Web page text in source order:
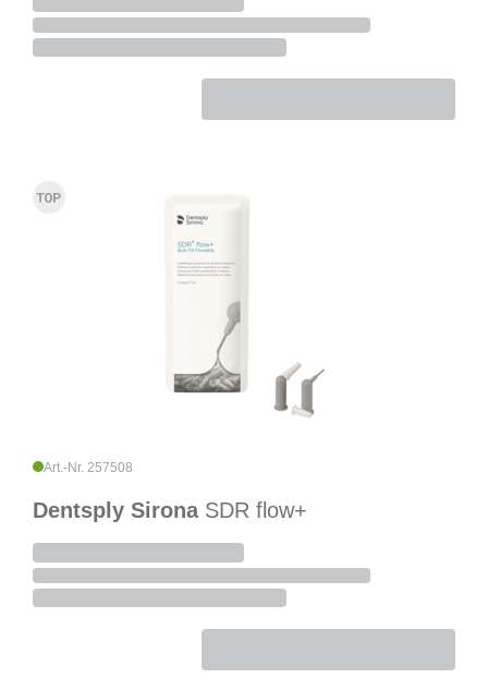
Art.-Nr. 257508
Dentsply Sirona SDR flow+